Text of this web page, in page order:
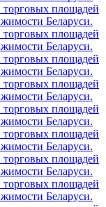
торговых площадей
Беларуси.
торговых площадей
Беларуси.
торговых площадей
Беларуси.
торговых площадей
Беларуси.
торговых площадей
Беларуси.
торговых площадей
Беларуси.
торговых площадей
Беларуси.
торговых площадей
Беларуси.